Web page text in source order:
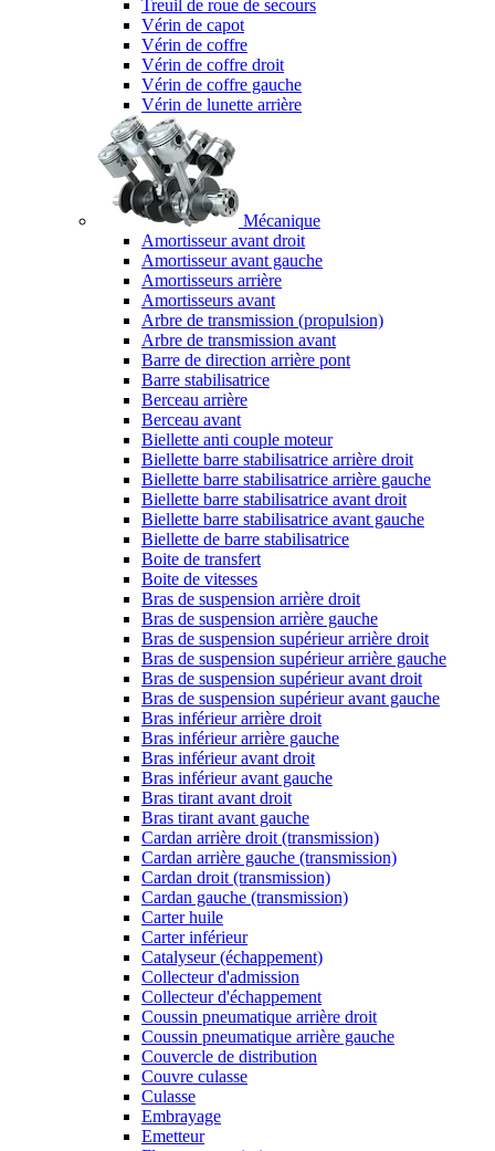
Treuil de roue de secours
Vérin de capot
Vérin de coffre
Vérin de coffre droit
Vérin de coffre gauche
Vérin de lunette arrière
Mécanique
Amortisseur avant droit
Amortisseur avant gauche
Amortisseurs arrière
Amortisseurs avant
Arbre de transmission (propulsion)
Arbre de transmission avant
Barre de direction arrière pont
Barre stabilisatrice
Berceau arrière
Berceau avant
Biellette anti couple moteur
Biellette barre stabilisatrice arrière droit
Biellette barre stabilisatrice arrière gauche
Biellette barre stabilisatrice avant droit
Biellette barre stabilisatrice avant gauche
Biellette de barre stabilisatrice
Boite de transfert
Boite de vitesses
Bras de suspension arrière droit
Bras de suspension arrière gauche
Bras de suspension supérieur arrière droit
Bras de suspension supérieur arrière gauche
Bras de suspension supérieur avant droit
Bras de suspension supérieur avant gauche
Bras inférieur arrière droit
Bras inférieur arrière gauche
Bras inférieur avant droit
Bras inférieur avant gauche
Bras tirant avant droit
Bras tirant avant gauche
Cardan arrière droit (transmission)
Cardan arrière gauche (transmission)
Cardan droit (transmission)
Cardan gauche (transmission)
Carter huile
Carter inférieur
Catalyseur (échappement)
Collecteur d'admission
Collecteur d'échappement
Coussin pneumatique arrière droit
Coussin pneumatique arrière gauche
Couvercle de distribution
Couvre culasse
Culasse
Embrayage
Emetteur